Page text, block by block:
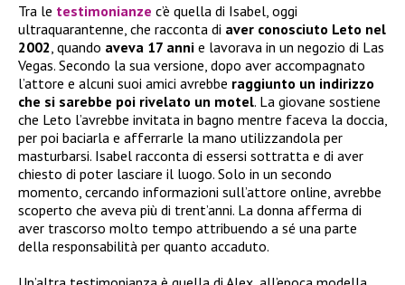
Tra le testimonianze c’è quella di Isabel, oggi
ultraquarantenne, che racconta di aver conosciuto Leto nel
2002 , quando aveva 17 anni e lavorava in un negozio di Las
Vegas. Secondo la sua versione, dopo aver accompagnato
l’attore e alcuni suoi amici avrebbe raggiunto un indirizzo
che si sarebbe poi rivelato un motel. La giovane sostiene
che Leto l’avrebbe invitata in bagno mentre faceva la doccia,
per poi baciarla e afferrarle la mano utilizzandola per
masturbarsi. Isabel racconta di essersi sottratta e di aver
chiesto di poter lasciare il luogo. Solo in un secondo
momento, cercando informazioni sull’attore online, avrebbe
scoperto che aveva più di trent’anni. La donna afferma di
aver trascorso molto tempo attribuendo a sé una parte
della responsabilità per quanto accaduto.